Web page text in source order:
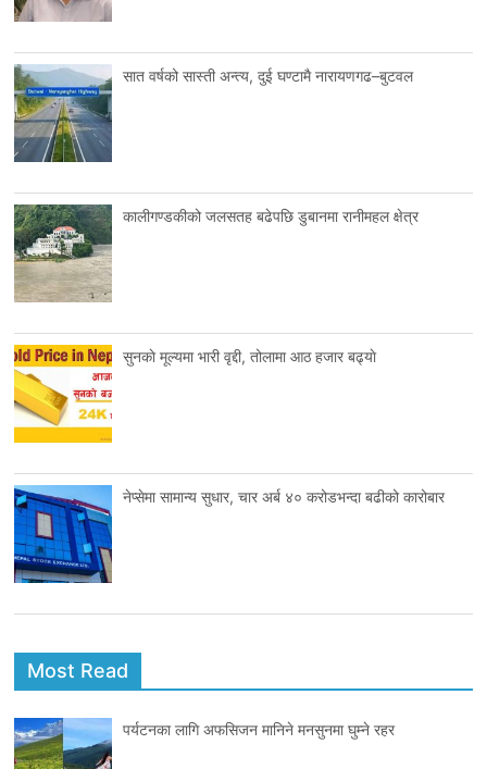
सात वर्षको सास्ती अन्त्य, दुई घण्टामै नारायणगढ–बुटवल
कालीगण्डकीको जलसतह बढेपछि डुबानमा रानीमहल क्षेत्र
सुनकाे मूल्यमा भारी वृद्दी, तोलामा आठ हजार बढ्याे
नेप्सेमा सामान्य सुधार, चार अर्ब ४० करोडभन्दा बढीको कारोबार
Most Read
पर्यटनका लागि अफसिजन मानिने मनसुनमा घुम्ने रहर